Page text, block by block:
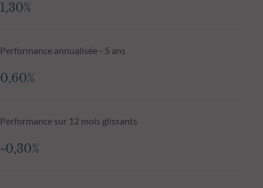
1,30%
Performance annualisée - 5 ans
0,60%
Performance sur 12 mois glissants
-0,30%